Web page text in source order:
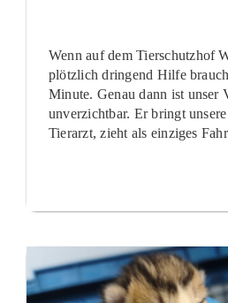
Wenn auf dem Tierschutzhof
plötzlich dringend Hilfe
Minute. Genau dann ist unser
unverzichtbar. Er bringt
Tierarzt, zieht als einziges